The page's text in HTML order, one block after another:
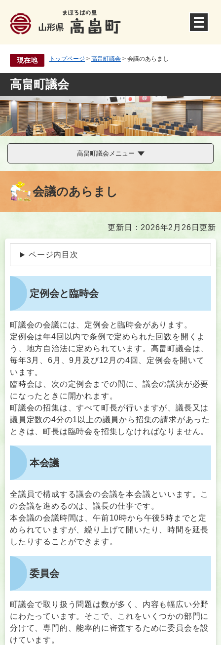
。
現在地 トップページ > 高畠町議会 > 会議のあらまし
高畠町議会
高畠町議会メニュー
会議のあらまし
文
更新日：2026年2月26日更新
ページ内目次
定例会と臨時会
町議会の会議には、定例会と臨時会があります。
定例会は年4回以内で条例で定められた回数を開くよ
う、地方自治法に定められています。高畠町議会は、
毎年3月、6月、9月及び12月の4回、定例会を開いて
います。
臨時会は、次の定例会までの間に、議会の議決が必要
になったときに開かれます。
町議会の招集は、すべて町長が行いますが、議長又は
議員定数の4分の1以上の議員から招集の請求があった
ときは、町長は臨時会を招集しなければなりません。
本会議
全議員で構成する議会の会議を本会議といいます。こ
の会議を進めるのは、議長の仕事です。
本会議の会議時間は、午前10時から午後5時までと定
められていますが、繰り上げて開いたり、時間を延長
したりすることができます。
委員会
町議会で取り扱う問題は数が多く、内容も幅広い分野
にわたっています。そこで、これをいくつかの部門に
分けて、専門的、能率的に審査するために委員会を設
けています。